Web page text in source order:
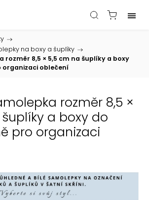
/
na boxy a šuplíky /
rozměr 8,5 × 5,5 cm na šuplíky a boxy
organizaci oblečení
rozměr 8,5 ×
a boxy do
pro organizaci